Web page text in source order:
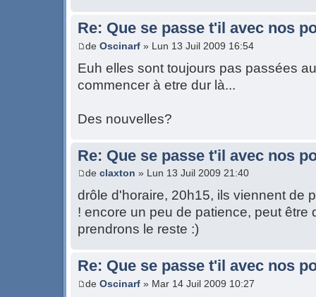
Re: Que se passe t'il avec nos
de Oscinarf » Lun 13 Juil 2009 16:54
Euh elles sont toujours pas passées
commencer à etre dur là...
Des nouvelles?
Re: Que se passe t'il avec nos
de claxton » Lun 13 Juil 2009 21:40
drôle d'horaire, 20h15, ils viennent de
! encore un peu de patience, peut être
prendrons le reste :)
Re: Que se passe t'il avec nos
de Oscinarf » Mar 14 Juil 2009 10:27